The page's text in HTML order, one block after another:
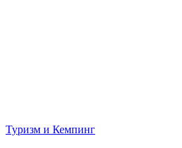
Туризм и Кемпинг